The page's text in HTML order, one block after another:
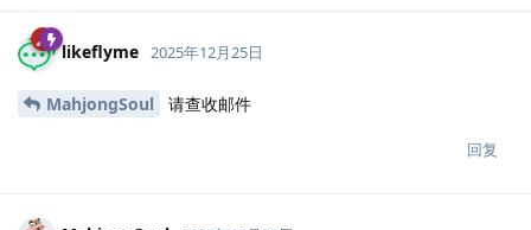
likeflyme 2025年12月25日
MahjongSoul 请查收邮件
回复